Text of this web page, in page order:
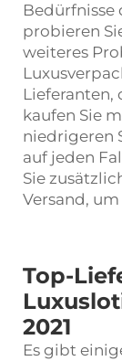
Bedürfnisse
probieren
weiteres
Lieferanten,
kaufen Sie
niedrigeren
auf jeden
Sie
Versand,
Top-
2021
Es gibt